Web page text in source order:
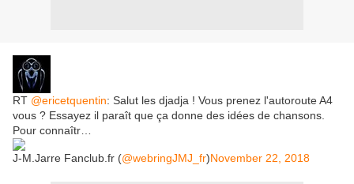
RT @ericetquentin: Salut les djadja ! Vous prenez l'autoroute A4
vous ? Essayez il paraît que ça donne des idées de chansons.
Pour connaîtr…
J-M.Jarre Fanclub.fr (@webringJMJ_fr)November 22, 2018